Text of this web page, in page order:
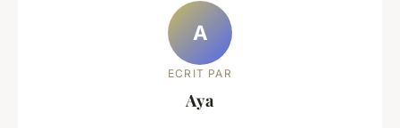
A
ECRIT PAR
Aya